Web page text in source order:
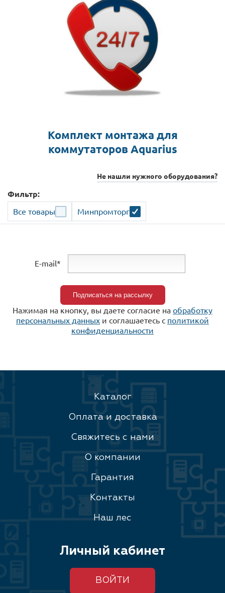
Комплект монтажа для
коммутаторов Aquarius
Не нашли нужного оборудования?
Фильтр:
Все товары Минпромторг
E-mail*
Нажимая на кнопку, вы даете согласие на обработку
персональных данных и соглашаетесь c политикой
конфиденциальности
Каталог
Оплата и доставка
Свяжитесь с нами
О компании
Гарантия
Контакты
Наш лес
Личный кабинет
ВОЙТИ